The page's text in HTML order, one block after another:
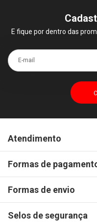
E fique por dentro das
E-mail
Atendimento
Formas de
Formas de envio
Selos de segurança